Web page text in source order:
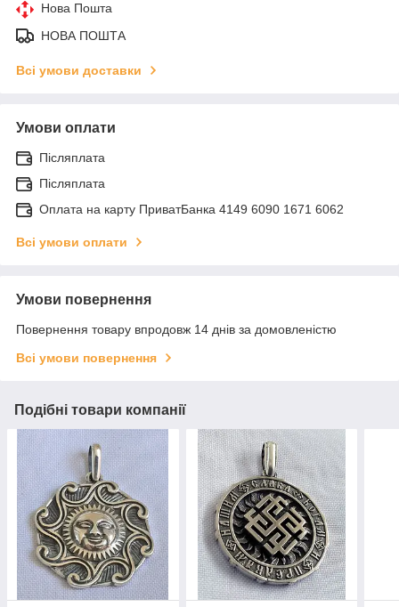
Нова Пошта
НОВА ПОШТА
Всі умови доставки
Умови оплати
Післяплата
Післяплата
Оплата на карту ПриватБанка 4149 6090 1671 6062
Всі умови оплати
Умови повернення
Повернення товару впродовж 14 днів за домовленістю
Всі умови повернення
Подібні товари компанії